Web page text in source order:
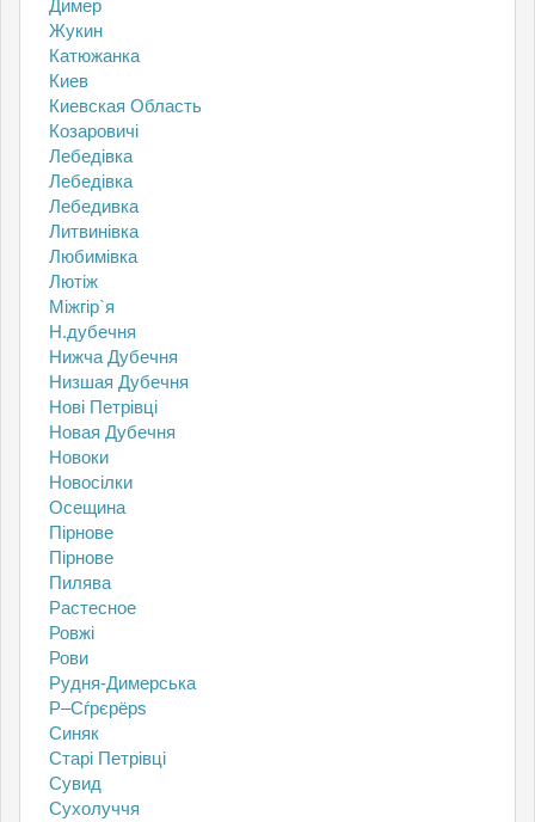
Димер
Жукин
Катюжанка
Киев
Киевская Область
Козаровичі
Лебедівка
Лебедівка
Лебедивка
Литвинівка
Любимівка
Лютіж
Міжгір`я
Н.дубечня
Нижча Дубечня
Низшая Дубечня
Нові Петрівці
Новая Дубечня
Новоки
Новосілки
Осещина
Пірнове
Пірнове
Пилява
Растесное
Ровжі
Рови
Рудня-Димерська
Р–Сѓрєрёрѕ
Синяк
Старі Петрівці
Сувид
Сухолуччя